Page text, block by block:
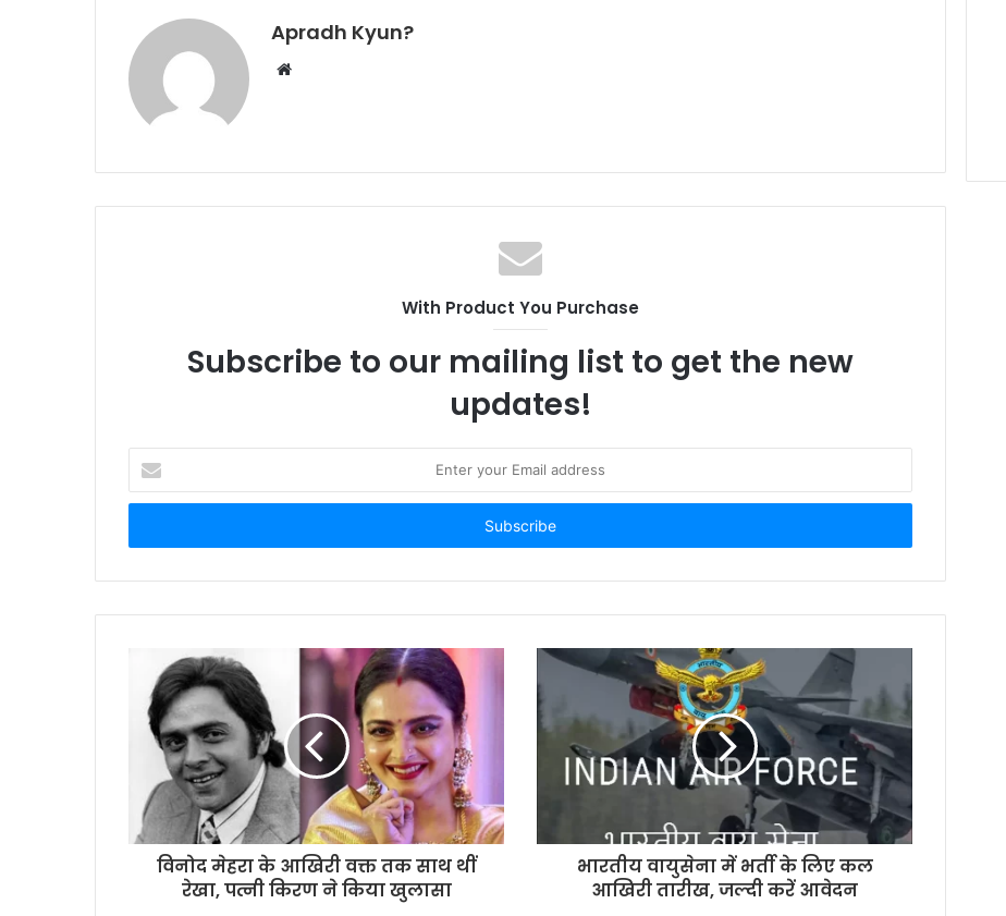
Apradh Kyun?
i
With Product You Purchase
Subscribe to our mailing list to get the new
updates!
t
r
u
r
विनोद मेहरा के आखिरी वक्त तक साथ थीं
रेखा, पत्नी किरण ने किया खुलासा
भारतीय वायुसेना में भर्ती के लिए कल
आखिरी तारीख, जल्दी करें आवेदन